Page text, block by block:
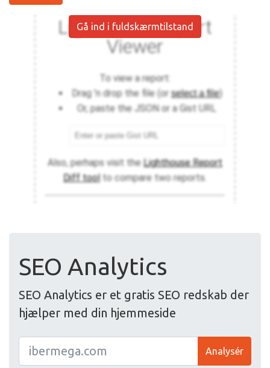
Gå ind i fuldskærmtilstand
SEO Analytics
SEO Analytics er et gratis SEO redskab der
hjælper med din hjemmeside
Analysér